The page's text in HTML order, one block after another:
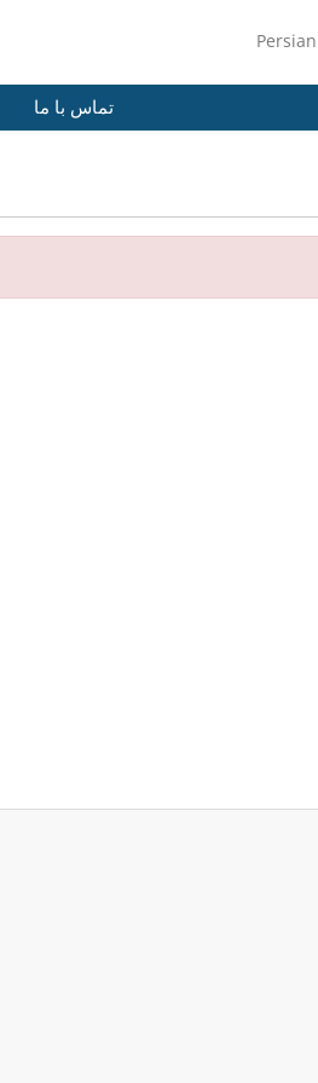
Persian
تماس با ما